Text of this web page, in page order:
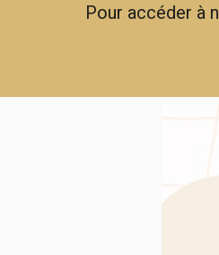
Pour accéder à